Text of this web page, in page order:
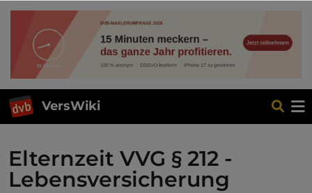
VersWiki
Elternzeit VVG § 212 -
Lebensversicherung